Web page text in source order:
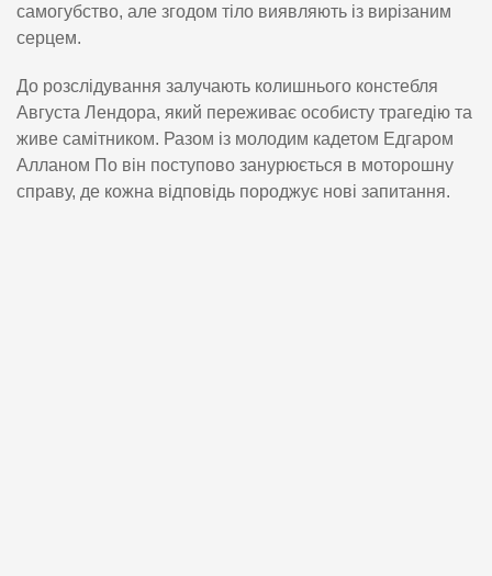
самогубство, але згодом тіло виявляють із вирізаним
серцем.
До розслідування залучають колишнього констебля
Августа Лендора, який переживає особисту трагедію та
живе самітником. Разом із молодим кадетом Едгаром
Алланом По він поступово занурюється в моторошну
справу, де кожна відповідь породжує нові запитання.